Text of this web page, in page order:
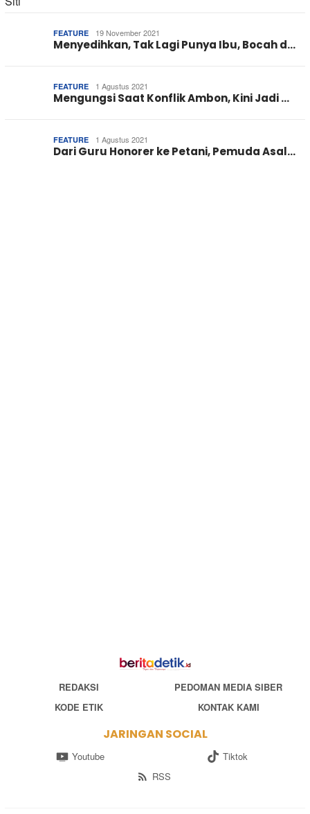
FEATURE 19 November 2021
Menyedihkan, Tak Lagi Punya Ibu, Bocah d…
FEATURE 1 Agustus 2021
Mengungsi Saat Konflik Ambon, Kini Jadi …
FEATURE 1 Agustus 2021
Dari Guru Honorer ke Petani, Pemuda Asal…
REDAKSI
PEDOMAN MEDIA SIBER
KODE ETIK
KONTAK KAMI
JARINGAN SOCIAL
Youtube
Tiktok
RSS